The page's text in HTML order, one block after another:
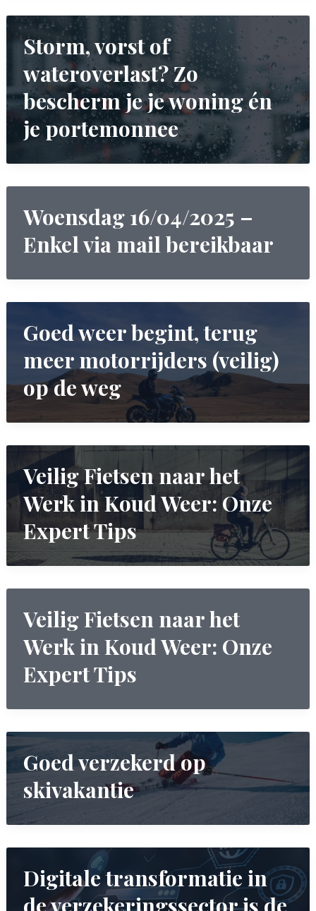
Storm, vorst of
wateroverlast? Zo
bescherm je je woning én
je portemonnee
Woensdag 16/04/2025 –
Enkel via mail bereikbaar
Goed weer begint, terug
meer motorrijders (veilig)
op de weg
Veilig Fietsen naar het
Werk in Koud Weer: Onze
Expert Tips
Veilig Fietsen naar het
Werk in Koud Weer: Onze
Expert Tips
Goed verzekerd op
skivakantie
Digitale transformatie in